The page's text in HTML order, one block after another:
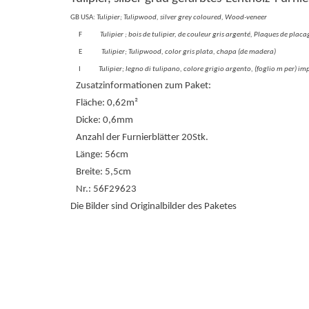
GB USA: Tulipier; Tulipwood, silver grey coloured, Wood-veneer
F Tulipier ; bois de tulipier, de couleur gris argenté, Plaques de
E Tulipier; Tulipwood, color gris plata, chapa (de madera)
Tulipier; legno di tulipano, colore grigio argento, (foglio m per)
Zusatzinformationen zum Paket:
Fläche: 0,62m²
Dicke: 0,6mm
Anzahl der Furnierblätter 20Stk.
Länge: 56cm
Breite: 5,5cm
Nr.: 56F29623
Die Bilder sind Originalbilder des Paketes